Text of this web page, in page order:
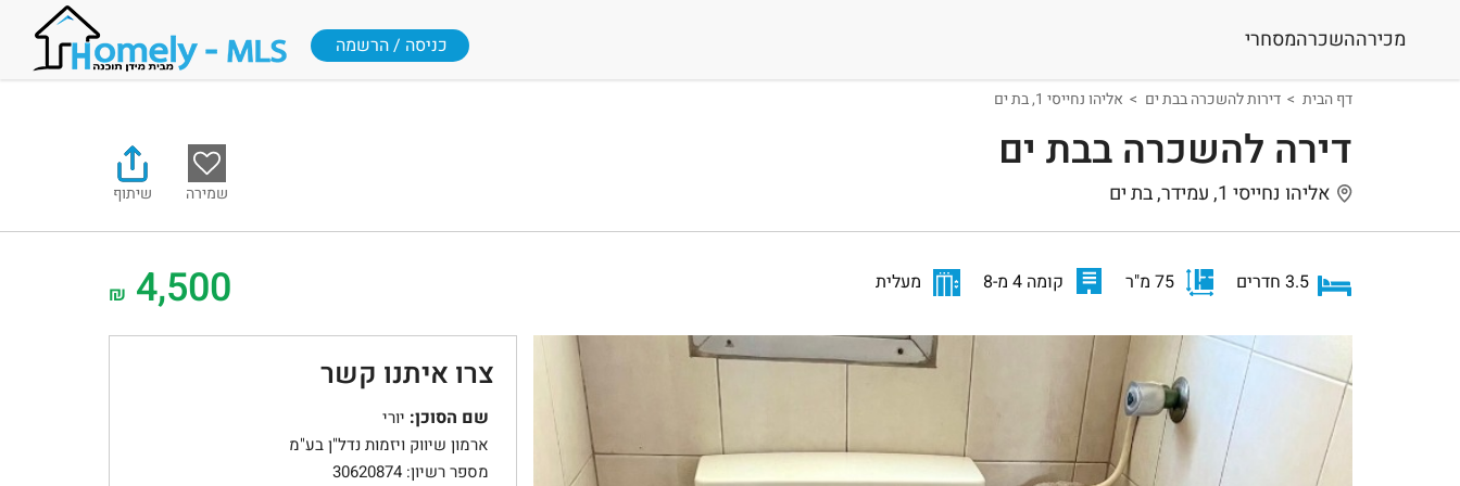
מכירההשכרהמסחרי כניסה / הרשמה
דף הבית דירות להשכרה בבת ים אליהו נחייסי 1, בת ים
דירה להשכרה בבת ים
אליהו נחייסי 1, עמידר, בת ים שמירה שיתוף
4,500
₪ 3.5 חדרים 75 מ"ר קומה 4 מ-8 מעלית
צרו איתנו קשר
שם הסוכן: יורי
ארמון שיווק ויזמות נדל"ן בע"מ
מספר רשיון: 30620874